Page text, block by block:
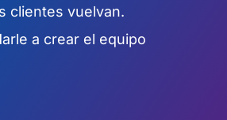
clientes vuelvan.
a crear el equipo